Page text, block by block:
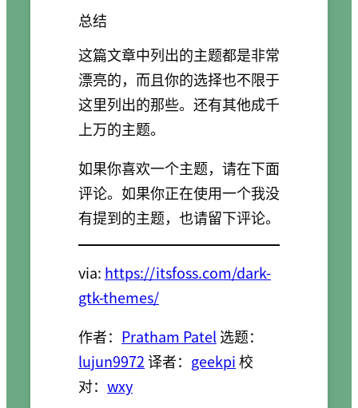
总结
这篇文章中列出的主题都是非常
漂亮的，而且你的选择也不限于
这里列出的那些。还有其他成千
上万的主题。
如果你喜欢一个主题，请在下面
评论。如果你正在使用一个我没
有提到的主题，也请留下评论。
via: https://itsfoss.com/dark-
gtk-themes/
作者： Pratham Patel 选题：
lujun9972译者： geekpi校
对： wxy